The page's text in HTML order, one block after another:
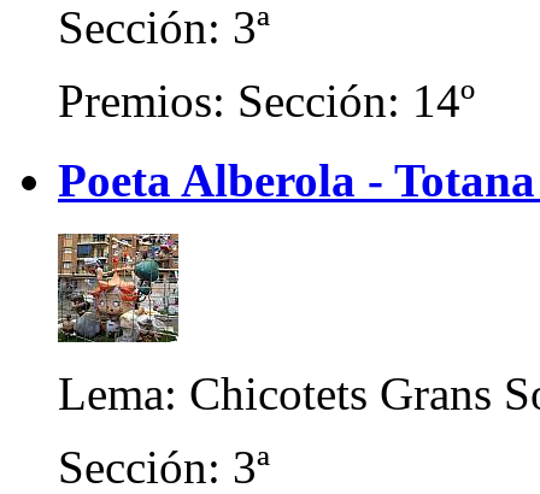
Sección: 3ª
Premios: Sección: 14º
Poeta Alberola -
Lema: Chicotets Grans
Sección: 3ª